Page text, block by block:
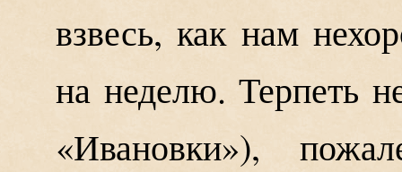
взвесь, как нам
на неделю. Терпеть
«Ивановки»),